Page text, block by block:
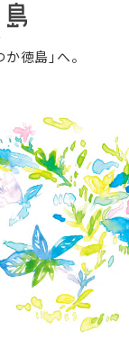
徳島」へ。